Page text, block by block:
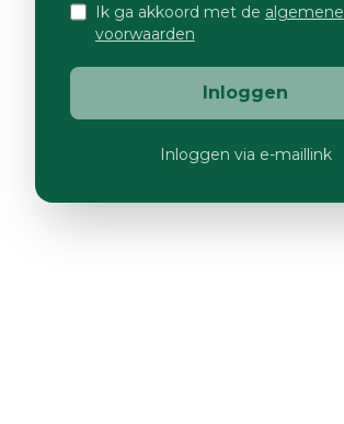
Ik ga akkoord met de algemene
voorwaarden
Inloggen
Inloggen via e-maillink